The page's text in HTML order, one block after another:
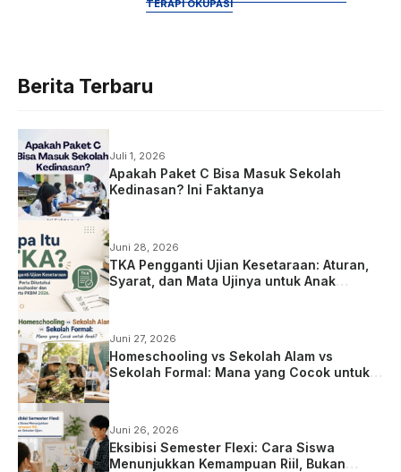
TERAPI OKUPASI
Berita Terbaru
Juli 1, 2026
Apakah Paket C Bisa Masuk Sekolah
Kedinasan? Ini Faktanya
Juni 28, 2026
TKA Pengganti Ujian Kesetaraan: Aturan,
Syarat, dan Mata Ujinya untuk Anak
Juni 27, 2026
Homeschooling vs Sekolah Alam vs
Sekolah Formal: Mana yang Cocok untuk
Juni 26, 2026
Eksibisi Semester Flexi: Cara Siswa
Menunjukkan Kemampuan Riil, Bukan